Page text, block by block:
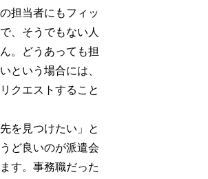
担当者にもフィッ
、そうでもない人
。どうあっても担
という場合には、
クエストすること
を見つけたい」と
ど良いのが派遣会
す。事務職だった